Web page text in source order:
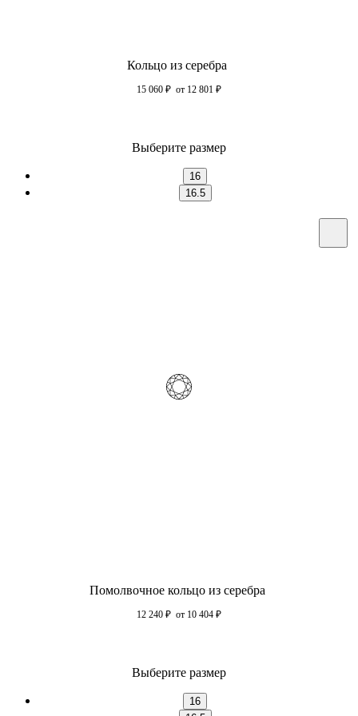
Кольцо из серебра
15 060 ₽ от 12 801 ₽
Выберите размер
16
16.5
Помолвочное кольцо из серебра
12 240 ₽ от 10 404 ₽
Выберите размер
16